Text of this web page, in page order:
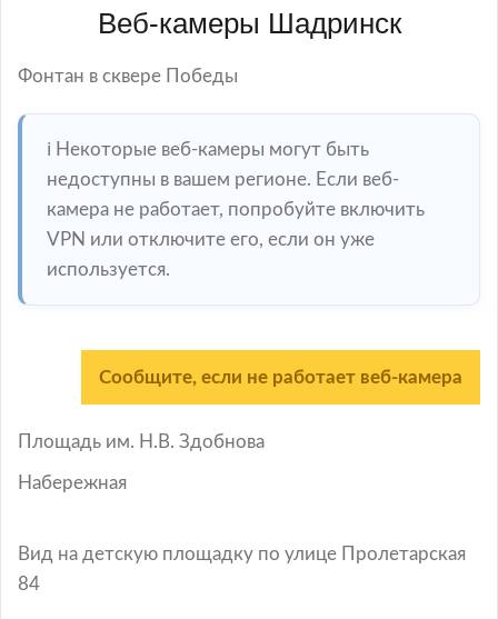
Веб-камеры Шадринск
Фонтан в сквере Победы
ℹ️ Некоторые веб-камеры могут быть
недоступны в вашем регионе. Если веб-
камера не работает, попробуйте включить
VPN или отключите его, если он уже
используется.
Сообщите, если не работает веб-камера
Площадь им. Н.В. Здобнова
Набережная
Вид на детскую площадку по улице Пролетарская
84